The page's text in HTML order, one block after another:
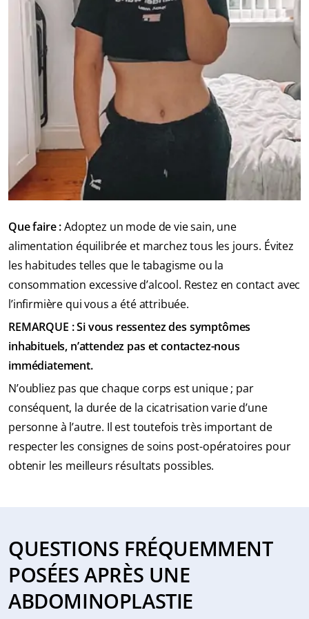
Que faire :Adoptez un mode de vie sain, une
alimentation équilibrée et marchez tous les jours. Évitez
les habitudes telles que le tabagisme ou la
consommation excessive d’alcool. Restez en contact avec
l’infirmière qui vous a été attribuée.
REMARQUE : Si vous ressentez des symptômes
inhabituels, n’attendez pas et contactez-nous
immédiatement.
N’oubliez pas que chaque corps est unique ; par
conséquent, la durée de la cicatrisation varie d’une
personne à l’autre. Il est toutefois très important de
respecter les consignes de soins post-opératoires pour
obtenir les meilleurs résultats possibles.
QUESTIONS FRÉQUEMMENT
POSÉES APRÈS UNE
ABDOMINOPLASTIE